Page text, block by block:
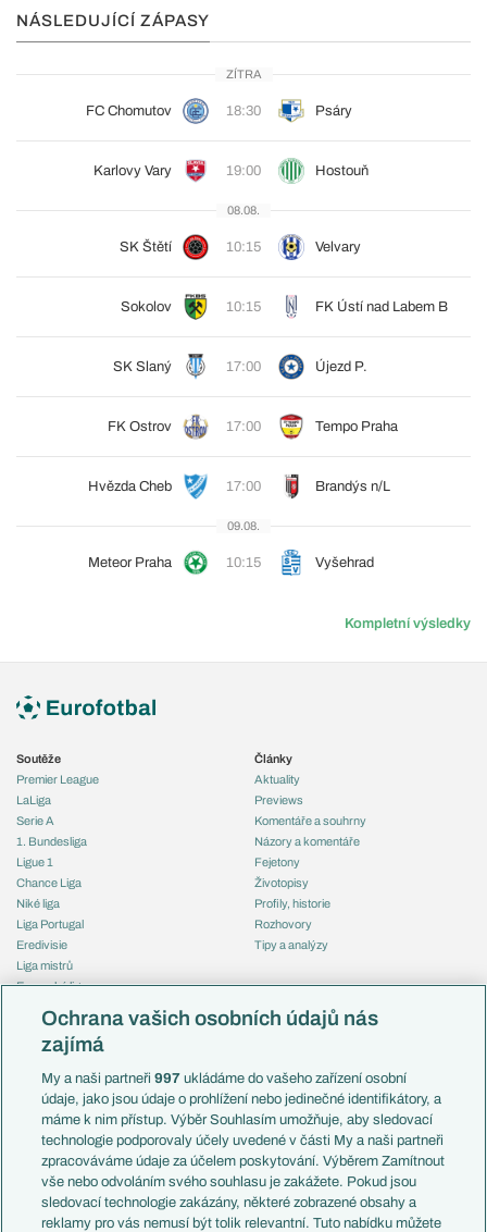
NÁSLEDUJÍCÍ ZÁPASY
ZÍTRA
FC Chomutov 18:30 Psáry
Karlovy Vary 19:00 Hostouň
08.08.
SK Štětí 10:15 Velvary
Sokolov 10:15 FK Ústí nad Labem B
SK Slaný 17:00 Újezd P.
FK Ostrov 17:00 Tempo Praha
Hvězda Cheb 17:00 Brandýs n/L
09.08.
Meteor Praha 10:15 Vyšehrad
Kompletní výsledky
Soutěže
Premier League
LaLiga
Serie A
1. Bundesliga
Ligue 1
Chance Liga
Niké liga
Liga Portugal
Eredivisie
Liga mistrů
Evropská liga
Mistrovství světa
Liga národů
Témata
Představení týmů MS
EuroSkauting
PL v kostce
Evropské koeficienty
Přestupy
Přestupové spekulace
Články
Aktuality
Previews
Komentáře a souhrny
Názory a komentáře
Fejetony
Životopisy
Profily, historie
Rozhovory
Tipy a analýzy
Česko
Francie
Itálie
Německo
Španělsko
Argentina
Brazílie
Přestupy
Ochrana vašich osobních údajů nás
zajímá
My a naši partneři997 ukládáme do vašeho zařízení osobní
údaje, jako jsou údaje o prohlížení nebo jedinečné identifikátory, a
máme k nim přístup. Výběr Souhlasím umožňuje, aby sledovací
technologie podporovaly účely uvedené v části My a naši partneři
zpracováváme údaje za účelem poskytování. Výběrem Zamítnout
vše nebo odvoláním svého souhlasu je zakážete. Pokud jsou
sledovací technologie zakázány, některé zobrazené obsahy a
reklamy pro vás nemusí být tolik relevantní. Tuto nabídku můžete